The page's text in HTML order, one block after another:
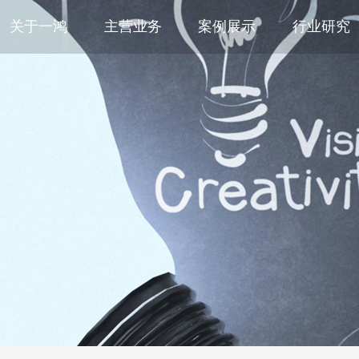
关于一鸿 主营业务 案例展示 行业研究